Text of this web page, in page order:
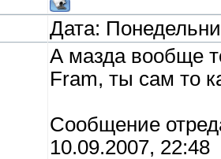
Дата:
А мазда вообще
Fram, ты сам то
Сообщение
10.09.2007, 22:48